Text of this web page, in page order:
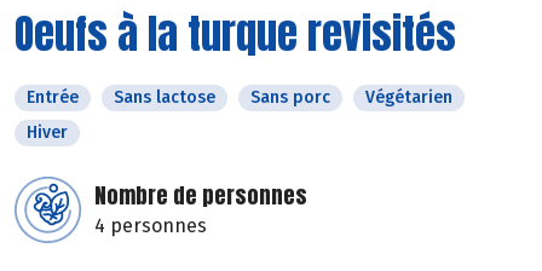
Oeufs à la turque revisités
Entrée Sans lactose Sans porc
Végétarien
Hiver
Nombre de personnes
4 personnes